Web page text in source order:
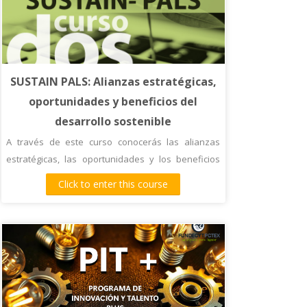
SUSTAIN PALS: Alianzas estratégicas,
oportunidades y beneficios del
desarrollo sostenible
A través de este curso conocerás las alianzas
estratégicas, las oportunidades y los beneficios
del desarrollo sostenible.
Click to enter this course